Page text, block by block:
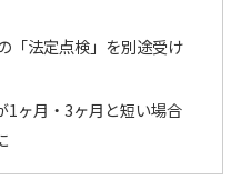
「法定点検」を別途受け
1ヶ月・3ヶ月と短い場合